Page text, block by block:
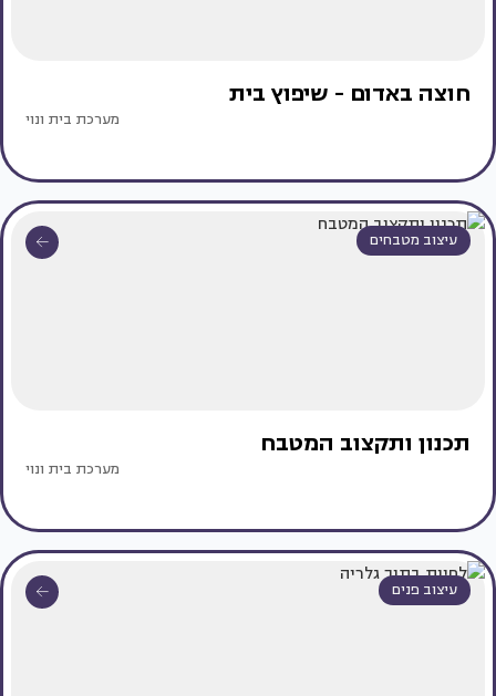
חוצה באדום - שיפוץ בית
מערכת בית ונוי
עיצוב מטבחים
תכנון ותקצוב המטבח
מערכת בית ונוי
עיצוב פנים